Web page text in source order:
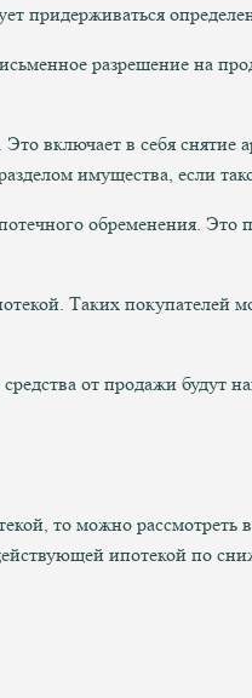
придерживаться
разрешение на
включает в себя снятие
имущества, если
обременения. Это
Таких покупателей
от продажи будут
то можно
ипотекой по